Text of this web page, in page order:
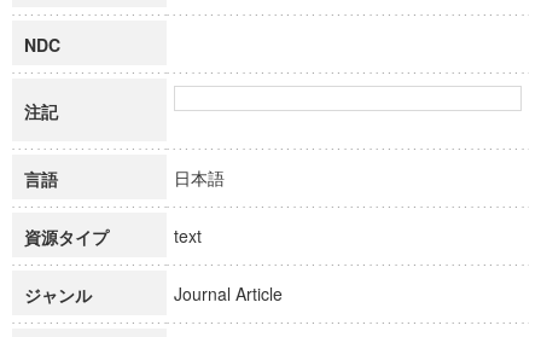
NDC
注記
言語 日本語
資源タイプ text
ジャンル Journal Article